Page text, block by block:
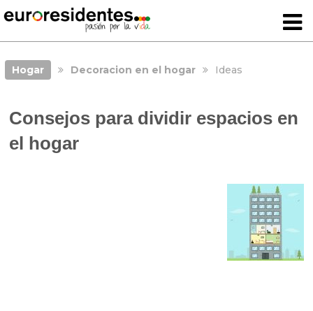
Hogar Decoracion en el hogar Ideas
Consejos para dividir espacios en
el hogar